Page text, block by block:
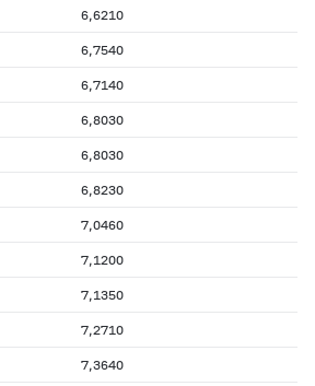
6,6210
6,7540
6,7140
6,8030
6,8030
6,8230
7,0460
7,1200
7,1350
7,2710
7,3640